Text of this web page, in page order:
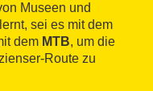
Museen und
sei es mit dem
dem MTB, um die
Route zu